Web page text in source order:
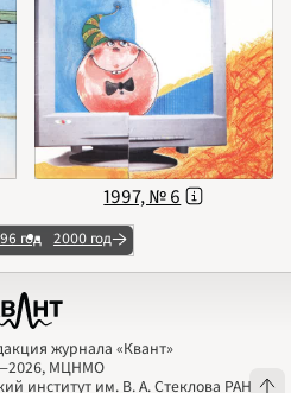
журнала «Квант»
МЦНМО
1997, № 6
год 2000 год
журнала «Квант»
МЦНМО
институт им. В. А. Стеклова РАН